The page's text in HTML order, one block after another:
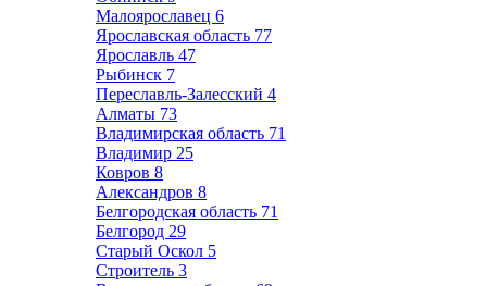
Малоярославец 6
Ярославская область 77
Ярославль 47
Рыбинск 7
Переславль-Залесский 4
Алматы 73
Владимирская область 71
Владимир 25
Ковров 8
Александров 8
Белгородская область 71
Белгород 29
Старый Оскол 5
Строитель 3